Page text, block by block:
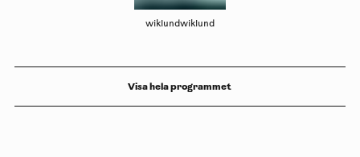
wiklundwiklund
Visa hela programmet